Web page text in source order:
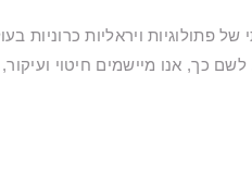
ויראליות כרוניות
כך, אנו מיישמים חיטוי